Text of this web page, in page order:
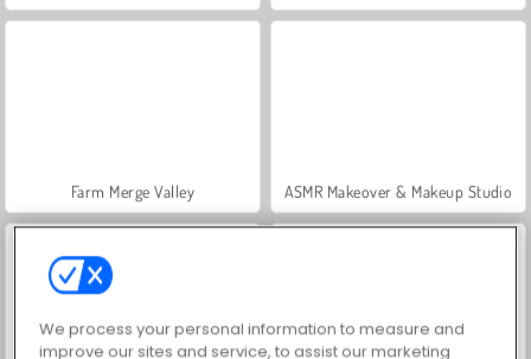
Farm Merge Valley ASMR Makeover & Makeup Studio
We process your personal information to measure and
improve our sites and service, to assist our marketing